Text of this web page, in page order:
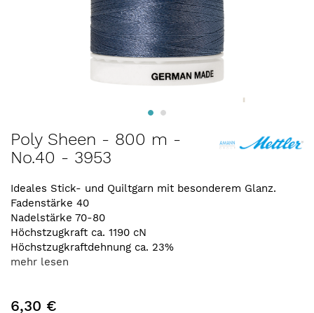
Zum
Anfang
der
springen
Poly Sheen - 800 m -
No.40 - 3953
Ideales Stick- und Quiltgarn mit besonderem Glanz.
Fadenstärke 40
Nadelstärke 70-80
Höchstzugkraft ca. 1190 cN
Höchstzugkraftdehnung ca. 23%
mehr lesen
6,30 €